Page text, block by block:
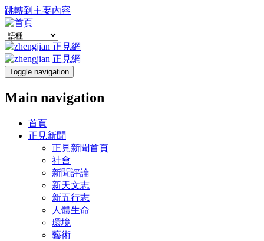
跳轉到主要內容
Toggle navigation
Main navigation
首頁
正見新聞
正見新聞首頁
社會
新聞評論
新天文志
新五行志
人體生命
環境
藝術